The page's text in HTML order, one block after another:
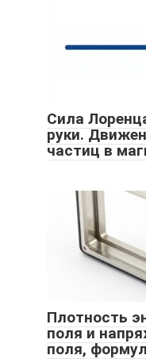
Сила
руки.
частиц в
Плотность
поля и
поля,